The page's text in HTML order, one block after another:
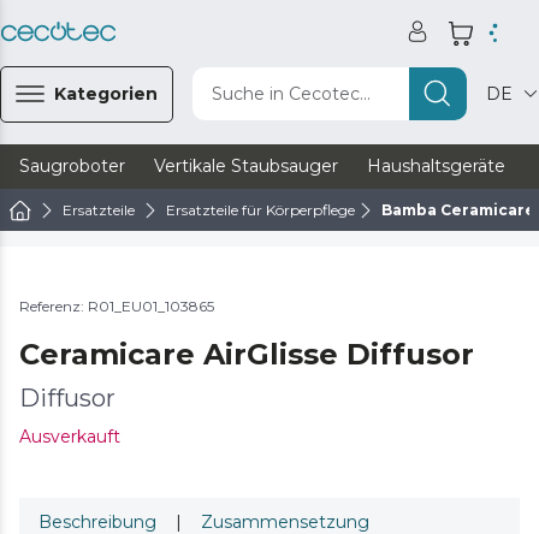
Kategorien Suche in Cecotec... DE
Saugroboter Vertikale Staubsauger Haushaltsgeräte
Ersatzteile Ersatzteile für Körperpflege Bamba
Referenz: R01_EU01_103865
Ceramicare AirGlisse Diffusor
Diffusor
Ausverkauft
Beschreibung | Zusammensetzung